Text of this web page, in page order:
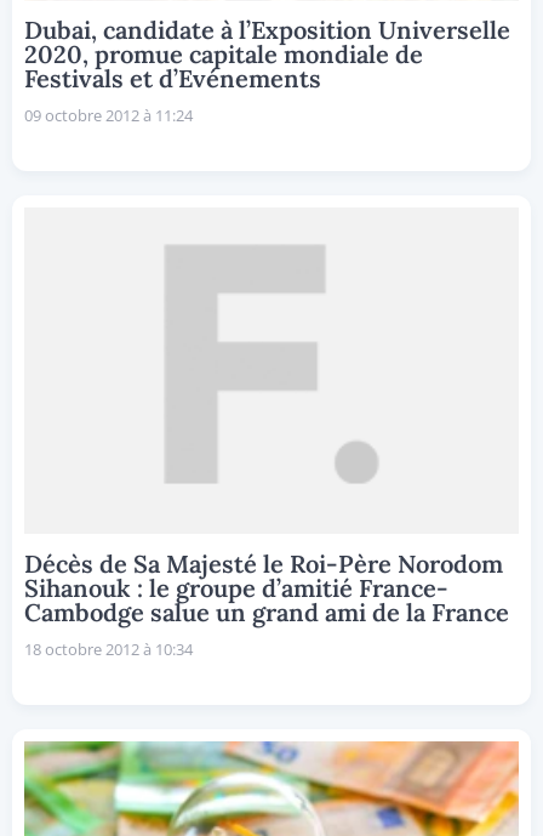
Dubai, candidate à l’Exposition Universelle
2020, promue capitale mondiale de
Festivals et d’Evénements
09 octobre 2012 à 11:24
Décès de Sa Majesté le Roi-Père Norodom
Sihanouk : le groupe d’amitié France-
Cambodge salue un grand ami de la France
18 octobre 2012 à 10:34